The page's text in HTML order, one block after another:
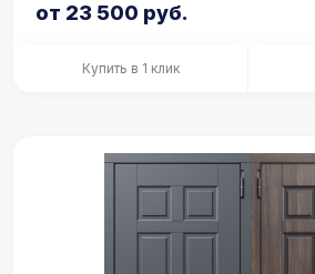
от 23 500 руб.
Купить в 1 клик